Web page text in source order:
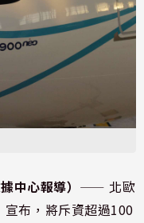
中心報導） ⸺ 北歐
布，將斥資超過100